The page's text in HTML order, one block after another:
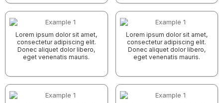
Lorem ipsum dolor sit amet,
consectetur adipiscing elit.
Donec aliquet dolor libero,
eget venenatis mauris.
Lorem ipsum dolor sit amet,
consectetur adipiscing elit.
Donec aliquet dolor libero,
eget venenatis mauris.